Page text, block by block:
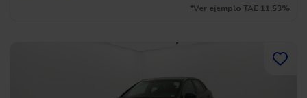
*Ver ejemplo TAE 11,53%